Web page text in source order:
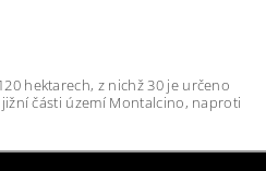
hektarech, z nichž 30 je určeno
části území Montalcino, naproti